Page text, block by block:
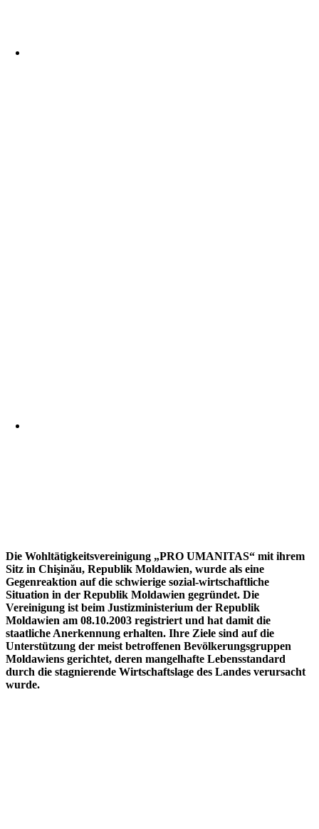
Die Wohltätigkeitsvereinigung „PRO UMANITAS“ mit ihrem
Sitz in Chişinău, Republik Moldawien, wurde als eine
Gegenreaktion auf die schwierige sozial-wirtschaftliche
Situation in der Republik Moldawien gegründet. Die
Vereinigung ist beim Justizministerium der Republik
Moldawien am 08.10.2003 registriert und hat damit die
staatliche Anerkennung erhalten. Ihre Ziele sind auf die
Unterstützung der meist betroffenen Bevölkerungsgruppen
Moldawiens gerichtet, deren mangelhafte Lebensstandard
durch die stagnierende Wirtschaftslage des Landes verursacht
wurde.